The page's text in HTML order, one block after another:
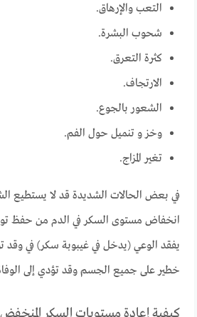
التعب والإرهاق.
شحوب البشرة.
كثرة التعرق.
الارتجاف.
الشعور بالجوع.
وخز و تنميل حول الفم.
تغير المزاج.
في بعض الحالات الشديدة قد لا يستطيع
انخفاض مستوى السكر في الدم من حفظ
يفقد الوعي (يدخل في غيبوبة سكر) في وقد
خطير على جميع الجسم وقد تؤدي إلى
كيفية إعادة مستويات السكر